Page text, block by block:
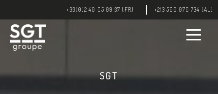
+33(0)2 40 05 09 37 (FR) +213 560 070 734 (AL)
SGT